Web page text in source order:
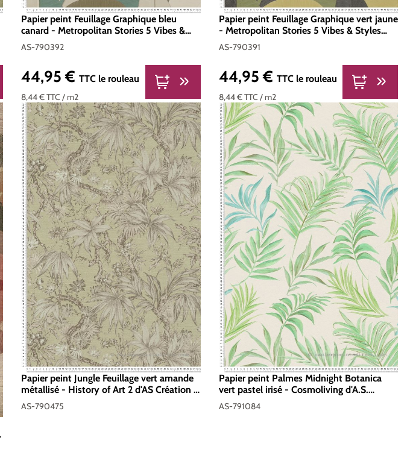
Papier peint Feuillage Graphique bleu
canard - Metropolitan Stories 5 Vibes &
Styles d'A.S. Création | Réf. AS-790392
AS-790392
8,44 €TTC/ m2
Prix régulier :
44,95 €TTC le rouleau
Papier peint Feuillage Graphique vert jaune
- Metropolitan Stories 5 Vibes & Styles
d'A.S. Création | Réf. AS-790391
AS-790391
8,44 €TTC / m2
Prix régulier :
44,95 € TTC le rouleau
Papier peint Jungle Feuillage vert amande
métallisé - History of Art 2 d'AS Création |
Réf. AS-790475
AS-790475
Papier peint Palmes Midnight Botanica
vert pastel irisé - Cosmoliving d'A.S.
Création | Réf. AS-791084
AS-791084